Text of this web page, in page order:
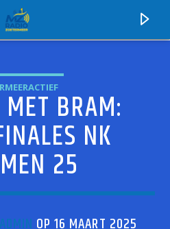
RADIO BRAM:
NK
25
ADMIN OP 16 MAART 2025